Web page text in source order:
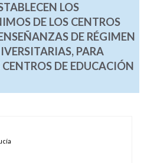
LOS
DE LOS CENTROS
DE RÉGIMEN
PARA
DE EDUCACIÓN